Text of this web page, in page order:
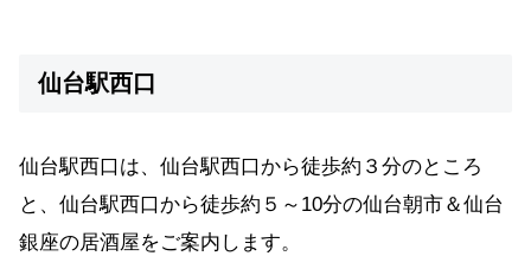
仙台駅西口
仙台駅西口は、仙台駅西口から徒歩約３分のところ
と、仙台駅西口から徒歩約５～10分の仙台朝市＆仙台
銀座の居酒屋をご案内します。